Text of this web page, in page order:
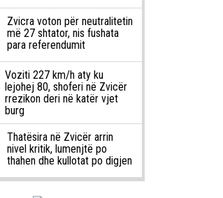
Zvicra voton për neutralitetin
më 27 shtator, nis fushata
para referendumit
Voziti 227 km/h aty ku
lejohej 80, shoferi në Zvicër
rrezikon deri në katër vjet
burg
Thatësira në Zvicër arrin
nivel kritik, lumenjtë po
thahen dhe kullotat po digjen